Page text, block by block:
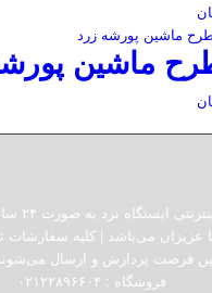
ماشین
می‌باشد | کلیه سفارشات
فرصت پردازش و ارسال
فروشگاه :‌ ۰۲۱۲۲۸۹۶۶۰۴